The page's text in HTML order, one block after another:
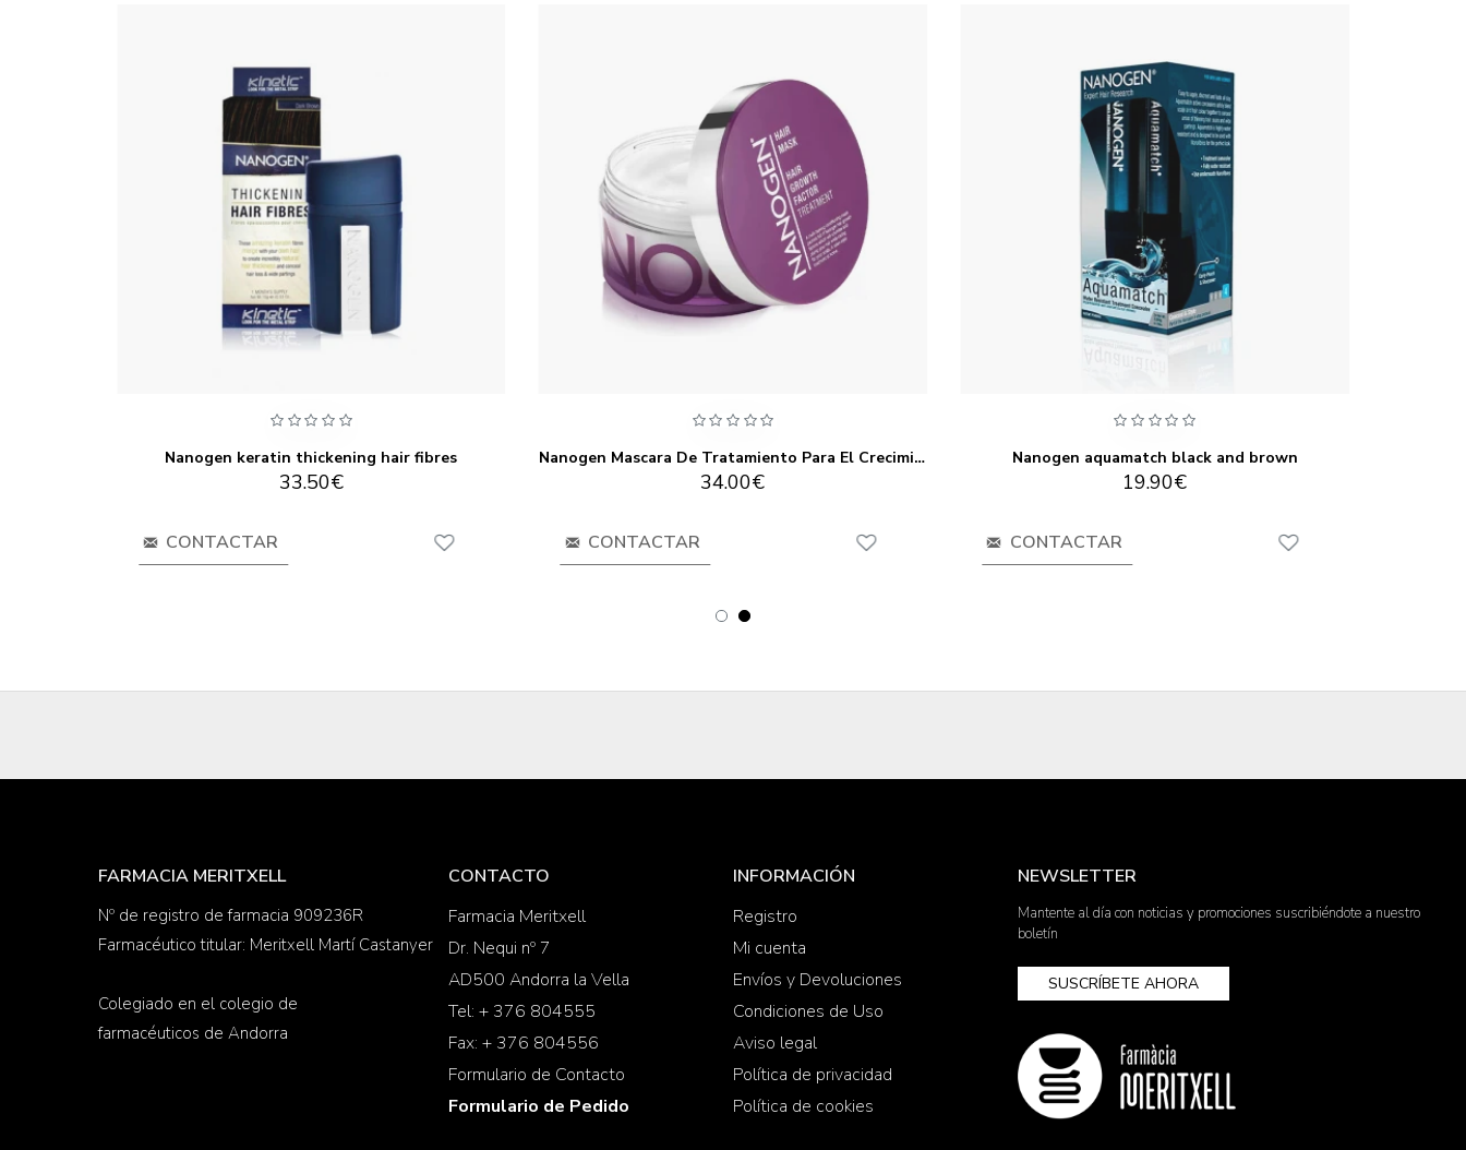
Nanogen keratin thickening hair fibres
33.50€
CONTACTAR
Nanogen Mascara De Tratamiento Para El Crecimiento Del Cabello 200ml
34.00€
CONTACTAR
Nanogen aquamatch black and brown
19.90€
CONTACTAR
FARMACIA MERITXELL
Nº de registro de farmacia 909236R
Farmacéutico titular: Meritxell Martí Castanyer
Colegiado en el colegio de
farmacéuticos de Andorra
CONTACTO
Farmacia Meritxell
Dr. Nequi nº 7
AD500 Andorra la Vella
Tel: + 376 804555
Fax: + 376 804556
Formulario de Contacto
Formulario de Pedido
INFORMACIÓN
Registro
Mi cuenta
Envíos y Devoluciones
Condiciones de Uso
Aviso legal
Política de privacidad
Política de cookies
NEWSLETTER
Mantente al día con noticias y promociones suscribiéndote a nuestro
boletín
SUSCRÍBETE AHORA